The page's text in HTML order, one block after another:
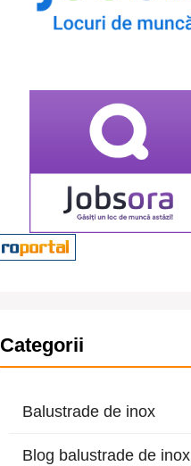
Categorii
Balustrade de inox
Blog balustrade de inox